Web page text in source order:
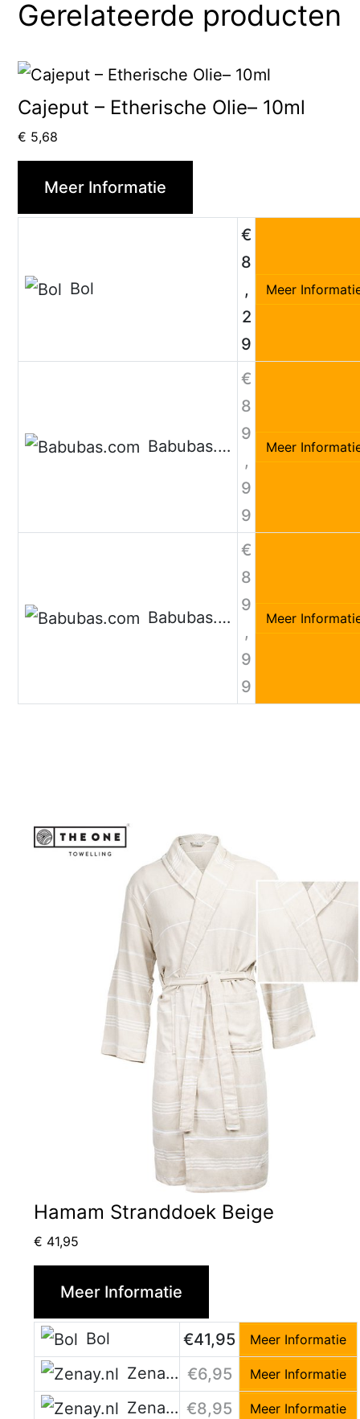
Gerelateerde producten
Cajeput – Etherische Olie– 10ml
€ 5,68
Meer Informatie
Bol
€
8
,
2
9
Meer
Babubas.com
€
8
9
,
9
9
Meer
Babubas.com
€
8
9
,
9
9
Meer
Hamam Stranddoek Beige
€ 41,95
Meer Informatie
Bol €41,95 Meer Informatie
Zenay.nl €6,95 Meer Informatie
Zenay.nl €8,95 Meer Informatie